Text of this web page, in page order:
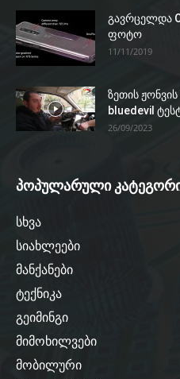
გავრცელდა
ფოტო
11/11/2019
ზეთის
bluedevil
26/09/2023
პოპულარული
სხვა
სიახლეები
მანქანები
ტექნიკა
გეიმინგი
მიმოხილვები
მობილური